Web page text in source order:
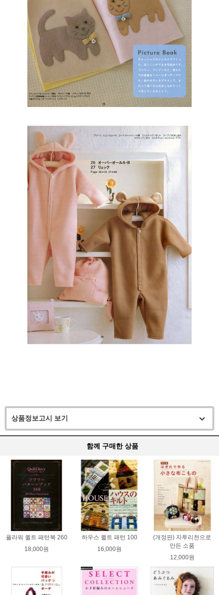
상품정보고시 보기
함께 구매한 상품
플라워 퀼트 패턴북 260
18,000원
하우스 퀼트 패턴 100
16,000원
(개정판) 자투리천으로
만든 소품
12,000원